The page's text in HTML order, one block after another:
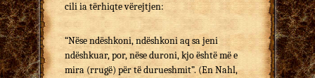
cili ia tërhiqte vërejtjen:
“Nëse ndëshkoni, ndëshkoni aq sa jeni
ndëshkuar, por, nëse duroni, kjo është më e
mira (rrugë) për të durueshmit”. (En Nahl,